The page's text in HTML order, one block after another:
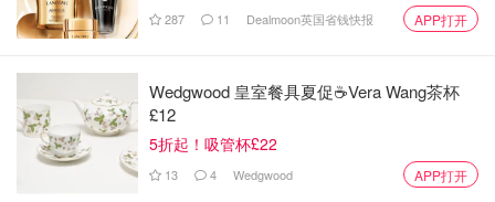
点击进入婚纱专区
287 11 Dealmoon英国省钱快报 APP打开
Wedgwood 皇室餐具夏促☕️Vera Wang茶杯
£12
5折起！吸管杯£22
13 4 Wedgwood APP打开